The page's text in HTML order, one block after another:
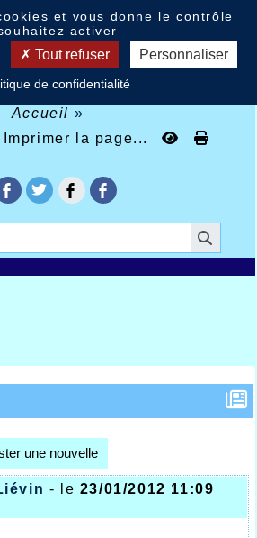
Accueil »
Imprimer la page...
une nouvelle
- le 23/01/2012 11:09
et vous donne le contrôle
activer
Tout refuser Personnaliser
de confidentialité